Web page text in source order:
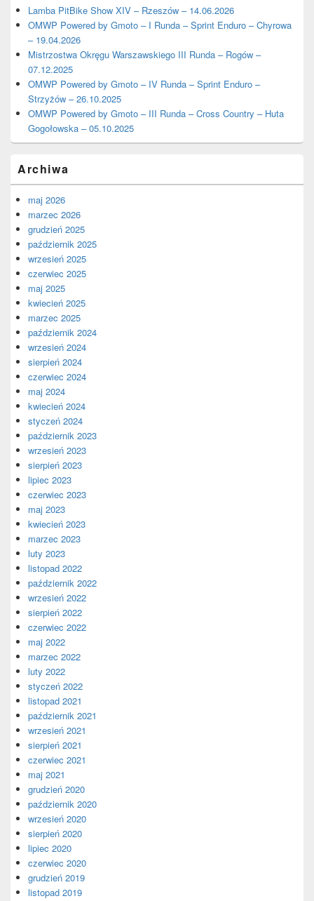
Lamba PitBike Show XIV – Rzeszów – 14.06.2026
OMWP Powered by Gmoto – I Runda – Sprint Enduro – Chyrowa
– 19.04.2026
Mistrzostwa Okręgu Warszawskiego III Runda – Rogów –
07.12.2025
OMWP Powered by Gmoto – IV Runda – Sprint Enduro –
Strzyżów – 26.10.2025
OMWP Powered by Gmoto – III Runda – Cross Country – Huta
Gogołowska – 05.10.2025
Archiwa
maj 2026
marzec 2026
grudzień 2025
październik 2025
wrzesień 2025
czerwiec 2025
maj 2025
kwiecień 2025
marzec 2025
październik 2024
wrzesień 2024
sierpień 2024
czerwiec 2024
maj 2024
kwiecień 2024
styczeń 2024
październik 2023
wrzesień 2023
sierpień 2023
lipiec 2023
czerwiec 2023
maj 2023
kwiecień 2023
marzec 2023
luty 2023
listopad 2022
październik 2022
wrzesień 2022
sierpień 2022
czerwiec 2022
maj 2022
marzec 2022
luty 2022
styczeń 2022
listopad 2021
październik 2021
wrzesień 2021
sierpień 2021
czerwiec 2021
maj 2021
grudzień 2020
październik 2020
wrzesień 2020
sierpień 2020
lipiec 2020
czerwiec 2020
grudzień 2019
listopad 2019